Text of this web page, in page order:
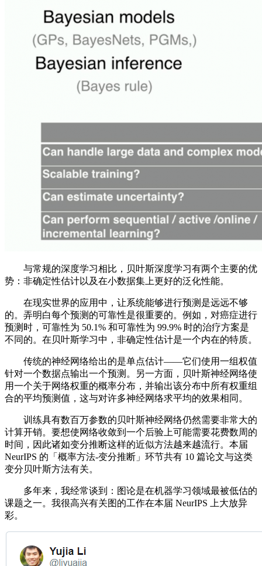
与常规的深度学习相比，贝叶斯深度学习有两个主要的优
势：非确定性估计以及在小数据集上更好的泛化性能。
在现实世界的应用中，让系统能够进行预测是远远不够
的。弄明白每个预测的可靠性是很重要的。例如，对癌症进行
预测时，可靠性为 50.1% 和可靠性为 99.9% 时的治疗方案是
不同的。在贝叶斯学习中，非确定性估计是一个内在的特质。
传统的神经网络给出的是单点估计——它们使用一组权值
针对一个数据点输出一个预测。另一方面，贝叶斯神经网络使
用一个关于网络权重的概率分布，并输出该分布中所有权重组
合的平均预测值，这与对许多神经网络求平均的效果相同。
训练具有数百万参数的贝叶斯神经网络仍然需要非常大的
计算开销。要想使网络收敛到一个后验上可能需要花费数周的
时间，因此诸如变分推断这样的近似方法越来越流行。本届
NeurIPS 的「概率方法-变分推断」环节共有 10 篇论文与这类
变分贝叶斯方法有关。
多年来，我经常谈到：图论是在机器学习领域最被低估的
课题之一。我很高兴有关图的工作在本届 NeurIPS 上大放异
彩。